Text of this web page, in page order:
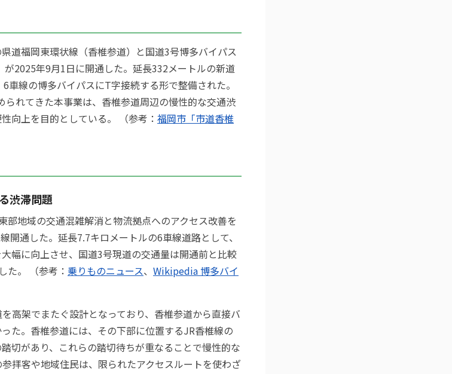
道福岡東環状線（香椎参道）と国道3号博多バイパス
2025年9月1日に開通した。延長332メートルの新道
車線の博多バイパスにT字接続する形で整備された。
れてきた本事業は、香椎参道周辺の慢性的な交通渋
向上を目的としている。 （参考： 福岡市「市道香椎
渋滞問題
部地域の交通混雑解消と物流拠点へのアクセス改善を
開通した。延長7.7キロメートルの6車線道路として、
幅に向上させ、国道3号現道の交通量は開通前と比較
た。 （参考： 乗りものニュース、 Wikipedia 博多バイ
高架でまたぐ設計となっており、香椎参道から直接バ
た。香椎参道には、その下部に位置するJR香椎線の
切があり、これらの踏切待ちが重なることで慢性的な
拝客や地域住民は、限られたアクセスルートを使わざ